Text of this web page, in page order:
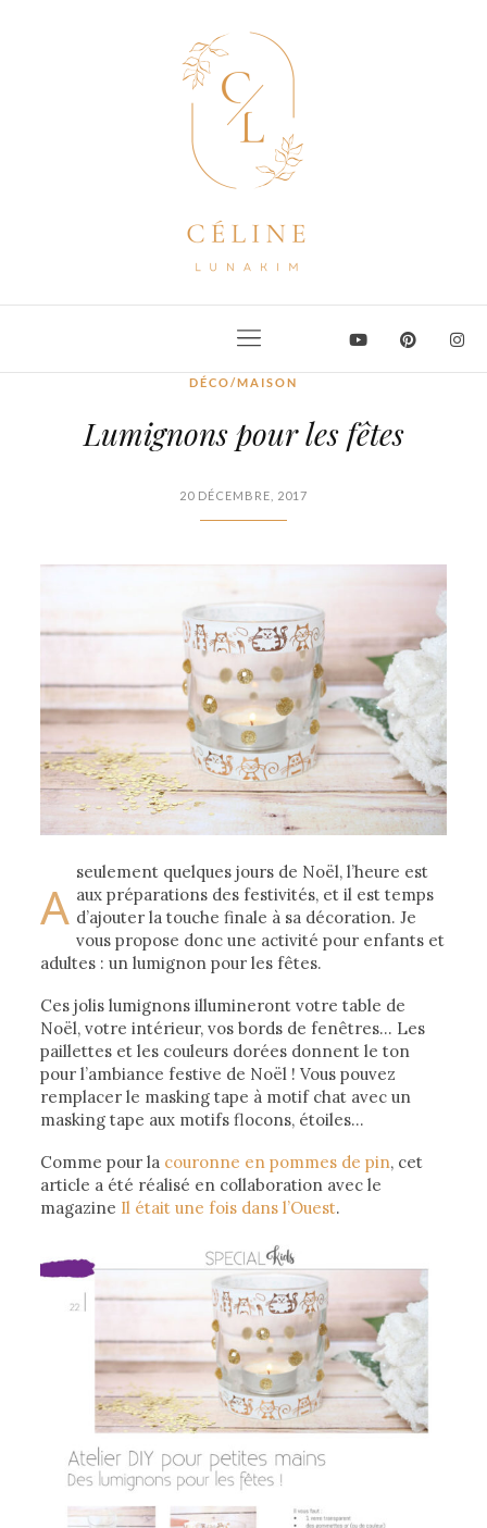
DÉCO/MAISON
Lumignons pour les fêtes
20 DÉCEMBRE, 2017
A
seulement quelques jours de Noël, l’heure est
aux préparations des festivités, et il est temps
d’ajouter la touche finale à sa décoration. Je
vous propose donc une activité pour enfants et
adultes : un lumignon pour les fêtes.
Ces jolis lumignons illumineront votre table de
Noël, votre intérieur, vos bords de fenêtres… Les
paillettes et les couleurs dorées donnent le ton
pour l’ambiance festive de Noël ! Vous pouvez
remplacer le masking tape à motif chat avec un
masking tape aux motifs flocons, étoiles…
Comme pour la couronne en pommes de pin, cet
article a été réalisé en collaboration avec le
magazine Il était une fois dans l’Ouest.